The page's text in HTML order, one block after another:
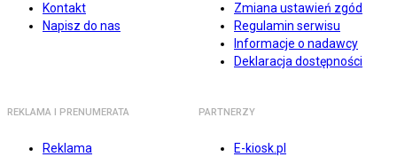
Kontakt
Napisz do nas
Zmiana ustawień zgód
Regulamin serwisu
Informacje o nadawcy
Deklaracja dostępności
REKLAMA I PRENUMERATA
Reklama
PARTNERZY
E-kiosk.pl